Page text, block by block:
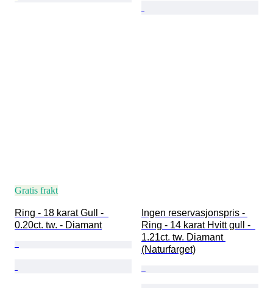
Gratis frakt
Ring - 18 karat Gull -
0.20ct. tw. - Diamant
Ingen reservasjonspris -
Ring - 14 karat Hvitt gull -
1.21ct. tw. Diamant
(Naturfarget)